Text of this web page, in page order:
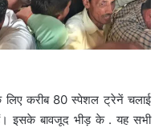
लिए करीब 80 स्पेशल ट्रेनें चलाई
इसके बावजूद भीड़ के . यह सभी